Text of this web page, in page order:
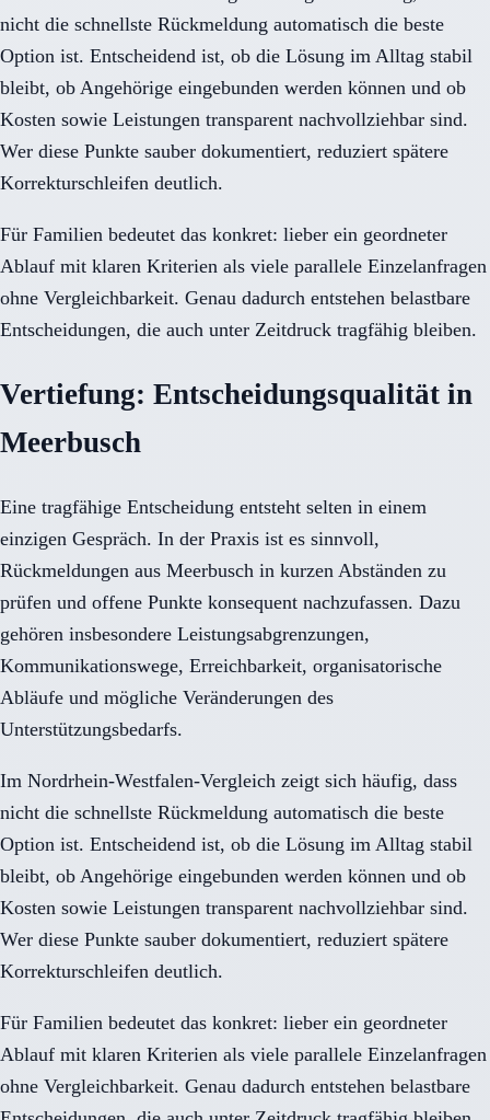
nicht die schnellste Rückmeldung automatisch die beste
Option ist. Entscheidend ist, ob die Lösung im Alltag stabil
bleibt, ob Angehörige eingebunden werden können und ob
Kosten sowie Leistungen transparent nachvollziehbar sind.
Wer diese Punkte sauber dokumentiert, reduziert spätere
Korrekturschleifen deutlich.
Für Familien bedeutet das konkret: lieber ein geordneter
Ablauf mit klaren Kriterien als viele parallele Einzelanfragen
ohne Vergleichbarkeit. Genau dadurch entstehen belastbare
Entscheidungen, die auch unter Zeitdruck tragfähig bleiben.
Vertiefung: Entscheidungsqualität in
Meerbusch
Eine tragfähige Entscheidung entsteht selten in einem
einzigen Gespräch. In der Praxis ist es sinnvoll,
Rückmeldungen aus Meerbusch in kurzen Abständen zu
prüfen und offene Punkte konsequent nachzufassen. Dazu
gehören insbesondere Leistungsabgrenzungen,
Kommunikationswege, Erreichbarkeit, organisatorische
Abläufe und mögliche Veränderungen des
Unterstützungsbedarfs.
Im Nordrhein-Westfalen-Vergleich zeigt sich häufig, dass
nicht die schnellste Rückmeldung automatisch die beste
Option ist. Entscheidend ist, ob die Lösung im Alltag stabil
bleibt, ob Angehörige eingebunden werden können und ob
Kosten sowie Leistungen transparent nachvollziehbar sind.
Wer diese Punkte sauber dokumentiert, reduziert spätere
Korrekturschleifen deutlich.
Für Familien bedeutet das konkret: lieber ein geordneter
Ablauf mit klaren Kriterien als viele parallele Einzelanfragen
ohne Vergleichbarkeit. Genau dadurch entstehen belastbare